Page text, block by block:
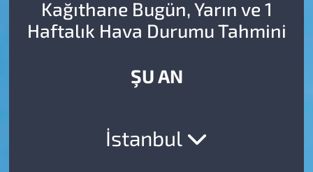
Kağıthane Bugün, Yarın ve 1
Haftalık Hava Durumu Tahmini
ŞU AN
İstanbul
Süper Lig Puan Durumu ve Fikstür
Tüm Manşetler
Son Dakika Haberleri